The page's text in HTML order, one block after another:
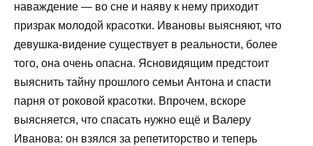
наваждение — во сне и наяву к нему приходит
призрак молодой красотки. Ивановы выясняют, что
девушка-видение существует в реальности, более
того, она очень опасна. Ясновидящим предстоит
выяснить тайну прошлого семьи Антона и спасти
парня от роковой красотки. Впрочем, вскоре
выясняется, что спасать нужно ещё и Валеру
Иванова: он взялся за репетиторство и теперь